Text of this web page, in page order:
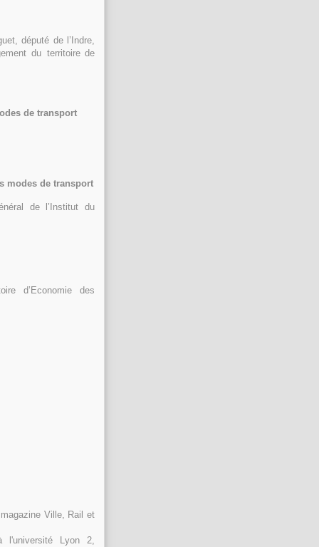
député de l’Indre,
du territoire de
de transport
modes de transport
de l’Institut du
d’Economie des
Ville, Rail et
l'université Lyon 2,